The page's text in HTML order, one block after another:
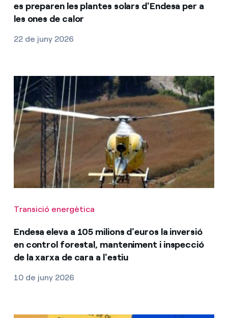
es preparen les plantes solars d'Endesa per a
les ones de calor
22 de juny 2026
Transició energètica
Endesa eleva a 105 milions d'euros la inversió
en control forestal, manteniment i inspecció
de la xarxa de cara a l'estiu
10 de juny 2026